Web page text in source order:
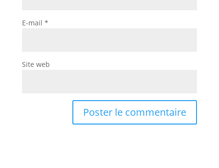
E-mail *
Site web